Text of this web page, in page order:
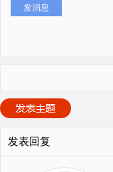
发消息
发表回复